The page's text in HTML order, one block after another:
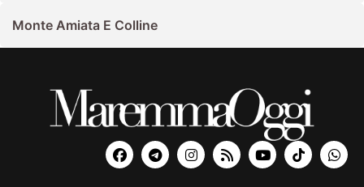
Monte Amiata E Colline